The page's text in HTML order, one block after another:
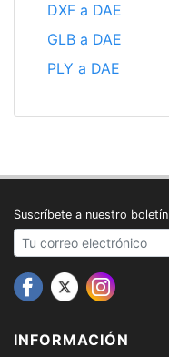
DXF a DAE
GLB a DAE
PLY a DAE
INFORMACIÓN
Suscríbete a nuestro boletín
Your email address